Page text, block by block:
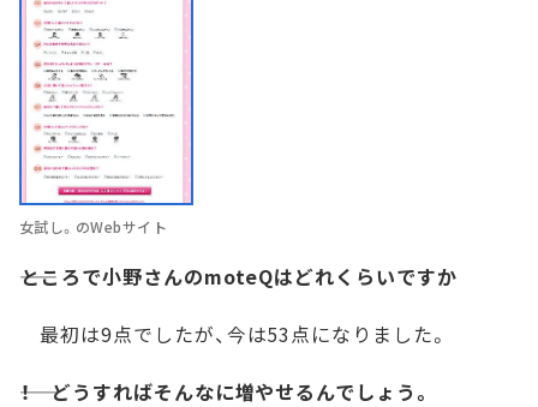
女試し。のWebサイト
――ところで小野さんのmoteQはどれくらいですか
最初は9点でしたが、今は53点になりました。
――！ どうすればそんなに増やせるんでしょう。